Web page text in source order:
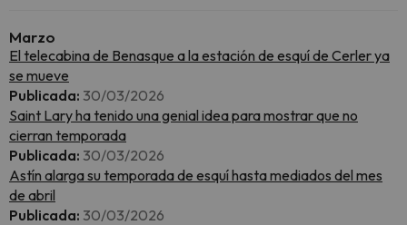
Marzo
El telecabina de Benasque a la estación de esquí de Cerler ya
se mueve
Publicada: 30/03/2026
Saint Lary ha tenido una genial idea para mostrar que no
cierran temporada
Publicada: 30/03/2026
Astín alarga su temporada de esquí hasta mediados del mes
de abril
Publicada: 30/03/2026